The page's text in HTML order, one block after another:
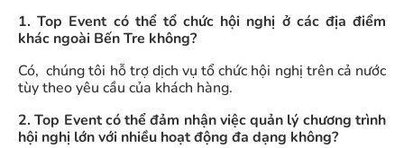
1. Top Event có thể tổ chức hội nghị ở các địa điểm
khác ngoài Bến Tre không?
Có, chúng tôi hỗ trợ dịch vụ tổ chức hội nghị trên cả nước
tùy theo yêu cầu của khách hàng.
2. Top Event có thể đảm nhận việc quản lý chương trình
hội nghị lớn với nhiều hoạt động đa dạng không?